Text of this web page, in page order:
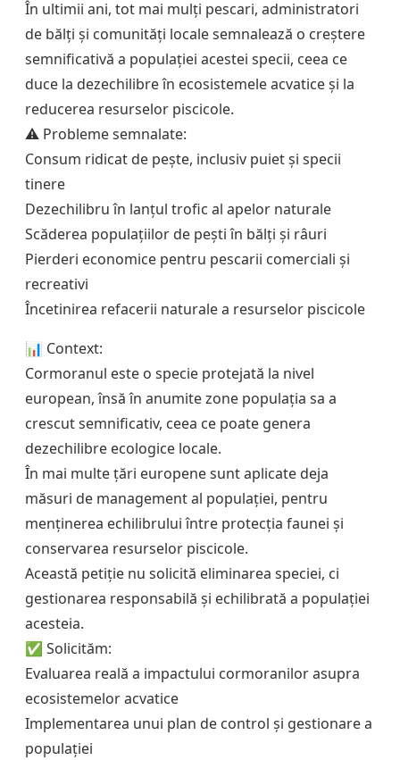
În ultimii ani, tot mai mulți pescari, administratori
de bălți și comunități locale semnalează o creștere
semnificativă a populației acestei specii, ceea ce
duce la dezechilibre în ecosistemele acvatice și la
reducerea resurselor piscicole.
⚠️ Probleme semnalate:
Consum ridicat de pește, inclusiv puiet și specii
tinere
Dezechilibru în lanțul trofic al apelor naturale
Scăderea populațiilor de pești în bălți și râuri
Pierderi economice pentru pescarii comerciali și
recreativi
Încetinirea refacerii naturale a resurselor piscicole
📊 Context:
Cormoranul este o specie protejată la nivel
european, însă în anumite zone populația sa a
crescut semnificativ, ceea ce poate genera
dezechilibre ecologice locale.
În mai multe țări europene sunt aplicate deja
măsuri de management al populației, pentru
menținerea echilibrului între protecția faunei și
conservarea resurselor piscicole.
Această petiție nu solicită eliminarea speciei, ci
gestionarea responsabilă și echilibrată a populației
acesteia.
✅ Solicităm:
Evaluarea reală a impactului cormoranilor asupra
ecosistemelor acvatice
Implementarea unui plan de control și gestionare a
populației